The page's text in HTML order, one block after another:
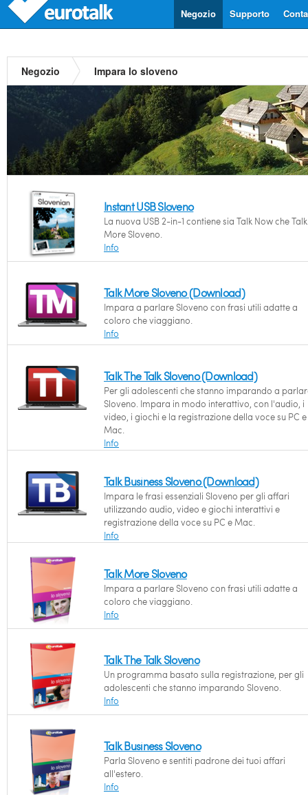
Supporto
Negozio
Negozio Impara lo sloveno
Instant USB Sloveno
La nuova USB 2-in-1 contiene sia Talk Now che Talk
More Sloveno.
Info
Talk More Sloveno (Download)
Impara a parlare Sloveno con frasi utili adatte a
coloro che viaggiano.
Info
Talk The Talk Sloveno (Download)
Per gli adolescenti che stanno imparando a
Sloveno. Impara in modo interattivo, con l'audio, i
video, i giochi e la registrazione della voce su PC e
Mac.
Info
Talk Business Sloveno (Download)
Impara le frasi essenziali Sloveno per gli affari
utilizzando audio, video e giochi interattivi e
registrazione della voce su PC e Mac.
Info
Talk More Sloveno
Impara a parlare Sloveno con frasi utili adatte a
coloro che viaggiano.
Info
Talk The Talk Sloveno
Un programma basato sulla registrazione, per gli
adolescenti che stanno imparando Sloveno.
Info
Talk Business Sloveno
Parla Sloveno e sentiti padrone dei tuoi affari
all'estero.
Info